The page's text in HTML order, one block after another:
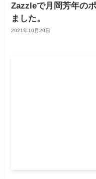
Zazzleで月岡芳年の
ました。
2021年10月20日